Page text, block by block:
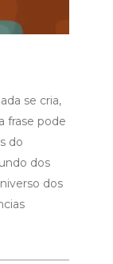
se cria,
frase pode
do
dos
dos